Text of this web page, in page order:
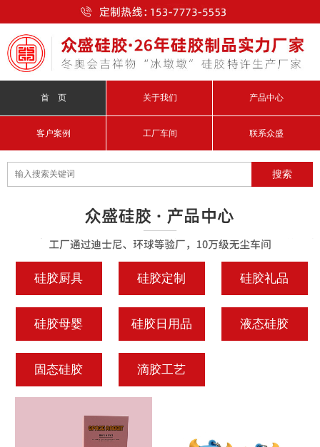
首 页 关于我们 产品中心
客户案例 工厂车间 联系众盛
硅胶厨具 硅胶定制 硅胶礼品
硅胶母婴 硅胶日用品 液态硅胶
固态硅胶 滴胶工艺